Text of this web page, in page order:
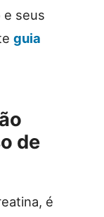
e seus
guia
de
é